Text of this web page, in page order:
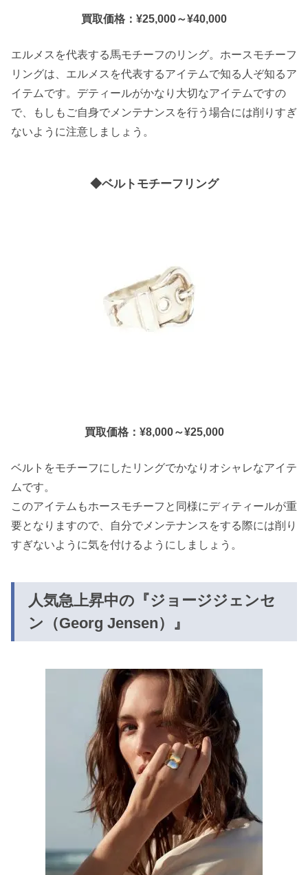
買取価格：¥25,000～¥40,000
エルメスを代表する馬モチーフのリング。ホースモチーフ
リングは、エルメスを代表するアイテムで知る人ぞ知るア
イテムです。デティールがかなり大切なアイテムですの
で、もしもご自身でメンテナンスを行う場合には削りすぎ
ないように注意しましょう。
◆ベルトモチーフリング
買取価格：¥8,000～¥25,000
ベルトをモチーフにしたリングでかなりオシャレなアイテ
ムです。
このアイテムもホースモチーフと同様にディティールが重
要となりますので、自分でメンテナンスをする際には削り
すぎないように気を付けるようにしましょう。
人気急上昇中の『ジョージジェンセ
ン（Georg Jensen）』